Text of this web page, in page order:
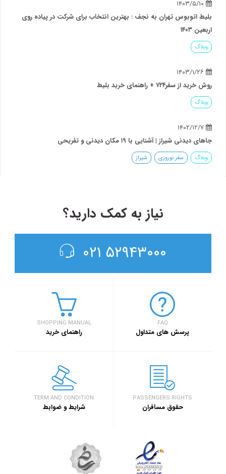
بلیط اتوبوس تهران به نجف : بهترین انتخاب برای شرکت در پیاده روی
اربعین ۱۴۰۳
وبلاگ
روش خرید از سفر۷۲۴ + راهنمای خرید بلیط
وبلاگ
جاهای دیدنی شیراز | آشنایی با ۱۹ مکان دیدنی و تفریحی
وبلاگ سفر نوروزی شیراز
نیاز به کمک دارید؟
۵۲۹۴۳۰۰۰ ۰۲۱
SHOPPING MANUAL
راهنمای خرید
FAQ
پرسش های متداول
TERM AND CONDITION
شرایط و ضوابط
PASSENGERS RIGHTS
حقوق مسافران